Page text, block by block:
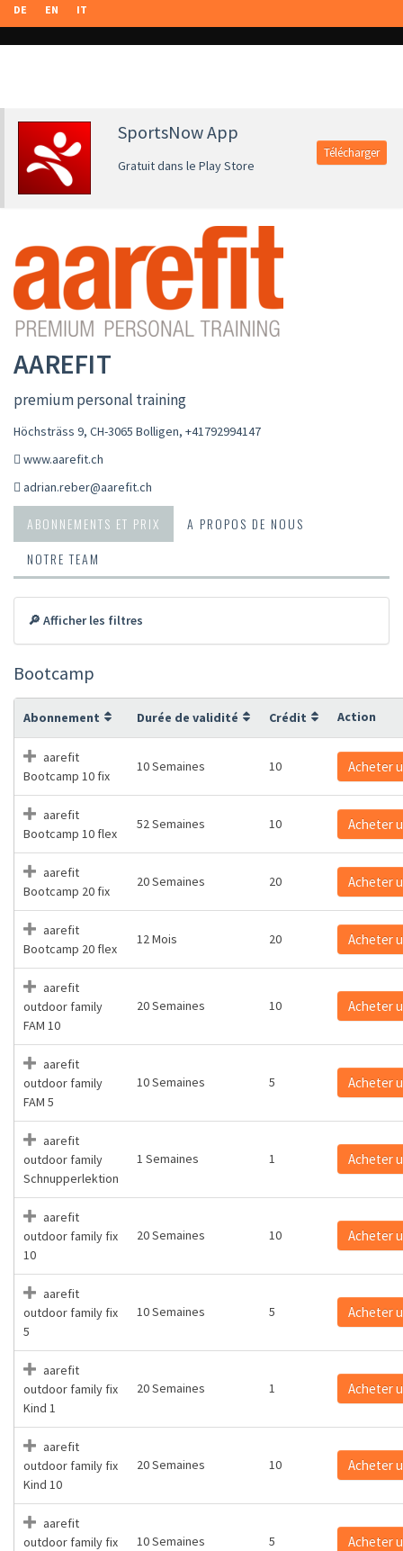
DE EN IT
SportsNow App
Gratuit dans le Play Store
Télécharger
AAREFIT
premium personal training
Höchsträss 9, CH-3065 Bolligen, +41792994147
www.aarefit.ch
adrian.reber@aarefit.ch
ABONNEMENTS ET PRIX
A PROPOS DE NOUS
NOTRE TEAM
🔎 Afficher les filtres
Bootcamp
Abonnement Durée de validité Crédit Action
aarefit
Bootcamp 10 fix
10 Semaines 10 Acheter
aarefit
Bootcamp 10 flex
52 Semaines 10 Acheter
aarefit
Bootcamp 20 fix
20 Semaines 20 Acheter
aarefit
Bootcamp 20 flex
12 Mois 20 Acheter
aarefit
outdoor family
FAM 10
20 Semaines 10 Acheter
aarefit
outdoor family
FAM 5
10 Semaines 5 Acheter
aarefit
outdoor family
Schnupperlektion
1 Semaines 1 Acheter
aarefit
outdoor family fix
10
20 Semaines 10 Acheter
aarefit
outdoor family fix
5
10 Semaines 5 Acheter
aarefit
outdoor family fix
Kind 1
20 Semaines 1 Acheter
aarefit
outdoor family fix
Kind 10
20 Semaines 10 Acheter
aarefit
outdoor family fix
10 Semaines 5 Acheter